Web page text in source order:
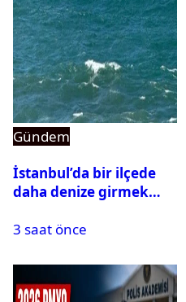
Gündem
İstanbul’da bir ilçede
daha denize girmek
3 saat önce